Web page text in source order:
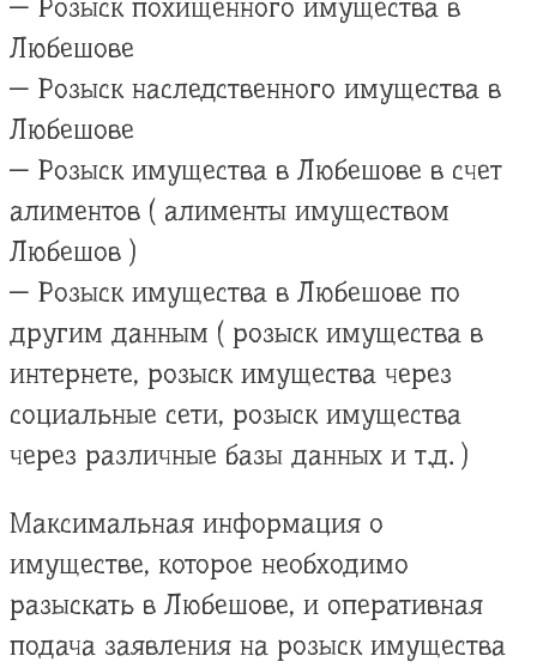
— Розыск похищенного имущества в
Любешове
— Розыск наследственного имущества в
Любешове
— Розыск имущества в Любешове в счет
алиментов ( алименты имуществом
Любешов )
— Розыск имущества в Любешове по
другим данным ( розыск имущества в
интернете, розыск имущества через
социальные сети, розыск имущества
через различные базы данных и т.д. )
Максимальная информация о
имуществе, которое необходимо
разыскать в Любешове, и оперативная
подача заявления на розыск имущества